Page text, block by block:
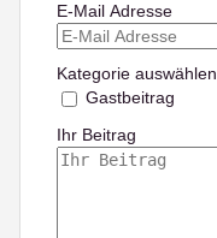
E-Mail Adresse
Kategorie auswählen
Gastbeitrag
Ihr Beitrag